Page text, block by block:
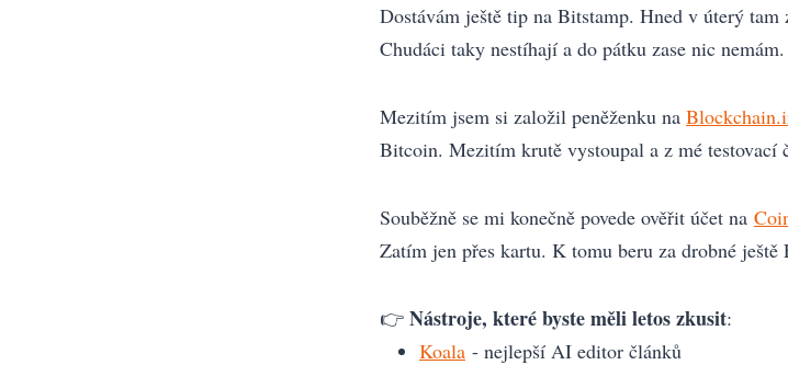
Dostávám ještě tip na Bitstamp. Hned v úterý
Chudáci taky nestíhají a do pátku zase nic nemám.
Mezitím jsem si založil peněženku na
Bitcoin. Mezitím krutě vystoupal a z mé testovací
Souběžně se mi konečně povede ověřit účet na
Zatím jen přes kartu. K tomu beru za drobné ještě
👉 Nástroje, které byste měli letos zkusit:
Koala - nejlepší AI editor článků